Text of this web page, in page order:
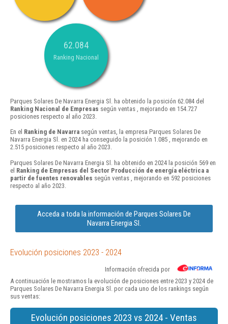
62.084
Ranking Nacional
Parques Solares De Navarra Energia Sl. ha obtenido la posición 62.084 del
Ranking Nacional de Empresas según ventas , mejorando en 154.727
posiciones respecto al año 2023.
En el Ranking de Navarra según ventas, la empresa Parques Solares De
Navarra Energia Sl. en 2024 ha conseguido la posición 1.085 , mejorando en
2.515 posiciones respecto al año 2023.
Parques Solares De Navarra Energia Sl. ha obtenido en 2024 la posición 569 en
el Ranking de Empresas del Sector Producción de energía eléctrica a
partir de fuentes renovables según ventas , mejorando en 592 posiciones
respecto al año 2023.
Acceda a toda la información de Parques Solares De
Navarra Energia Sl.
Evolución posiciones 2023 - 2024
Información ofrecida por
A continuación le mostramos la evolución de posiciones entre 2023 y 2024 de
Parques Solares De Navarra Energia Sl. por cada uno de los rankings según
sus ventas:
Evolución posiciones 2023 vs 2024 - Ventas